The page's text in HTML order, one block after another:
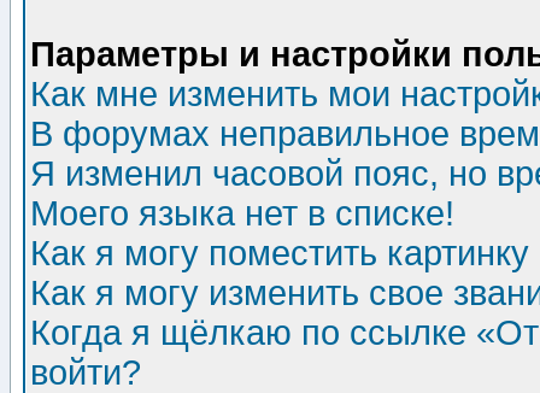
Параметры и настройки
Как мне изменить мои
В форумах неправильное
Я изменил часовой пояс, но
Моего языка нет в списке!
Как я могу поместить
Как я могу изменить свое
Когда я щёлкаю по ссылке
войти?